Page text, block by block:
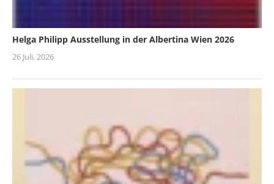
Helga Philipp Ausstellung in der Albertina Wien 2026
26 Juli, 2026